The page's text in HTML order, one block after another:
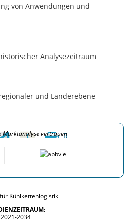
von Anwendungen und
Analysezeitraum
und Länderebene
Marktanalyse vertrauen
2021-2034